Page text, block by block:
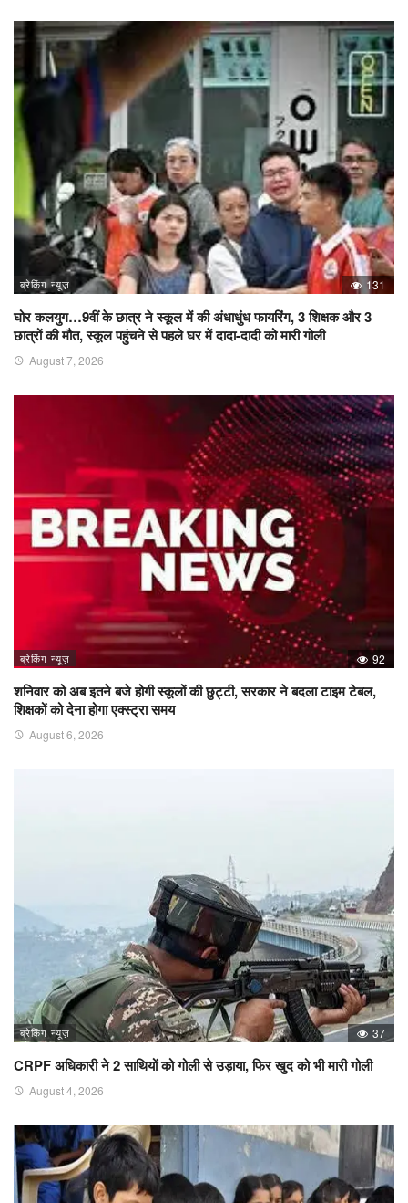
ब्रेकिंग न्यूज़ 131
घोर कलयुग…9वीं के छात्र ने स्कूल में की अंधाधुंध फायरिंग, 3 शिक्षक और 3
छात्रों की मौत, स्कूल पहुंचने से पहले घर में दादा-दादी को मारी गोली
August 7, 2026
ब्रेकिंग न्यूज़ 92
शनिवार को अब इतने बजे होगी स्कूलों की छुट्टी, सरकार ने बदला टाइम टेबल,
शिक्षकों को देना होगा एक्स्ट्रा समय
August 6, 2026
ब्रेकिंग न्यूज़ 37
CRPF अधिकारी ने 2 साथियों को गोली से उड़ाया, फिर खुद को भी मारी गोली
August 4, 2026